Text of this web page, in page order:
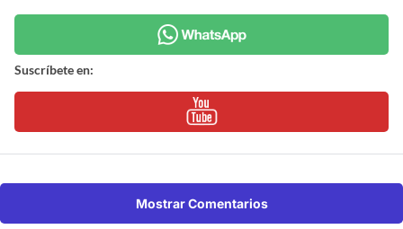
Suscríbete en:
Mostrar Comentarios